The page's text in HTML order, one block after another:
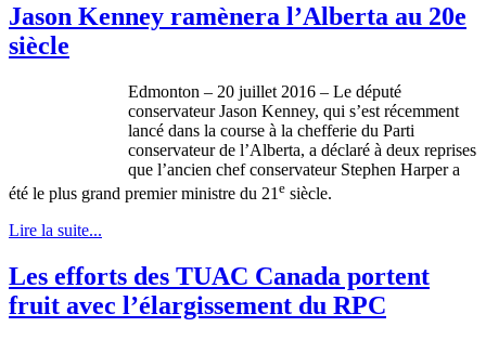
Jason Kenney ramènera l’Alberta au 20e
siècle
Edmonton – 20 juillet 2016 – Le député
conservateur Jason Kenney, qui s’est récemment
lancé dans la course à la chefferie du Parti
conservateur de l’Alberta, a déclaré à deux reprises
que l’ancien chef conservateur Stephen Harper a
été le plus grand premier ministre du 21 e siècle.
Lire la suite...
Les efforts des TUAC Canada portent
fruit avec l’élargissement du RPC